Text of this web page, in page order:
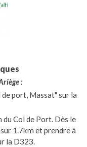
:
port, Massat" sur la
Col de Port. Dès le
1.7km et prendre à
la D323.